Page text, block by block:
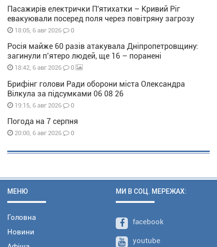
Пасажирів електрички П'ятихатки – Кривий Ріг
евакуювали посеред поля через повітряну загрозу
18:05, 6 авг 2026 0
Росія майже 60 разів атакувала Дніпропетровщину:
загинули п’ятеро людей, ще 16 – поранені
18:42, 6 авг 2026 0
Брифінг голови Ради оборони міста Олександра
Вілкула за підсумками 06 08 26
19:15, 6 авг 2026 0
Погода на 7 серпня
20:00, 6 авг 2026 0
МЕНЮ
Головна
Новини
МИ В СОЦ. МЕРЕЖАХ:
facebook
youtube